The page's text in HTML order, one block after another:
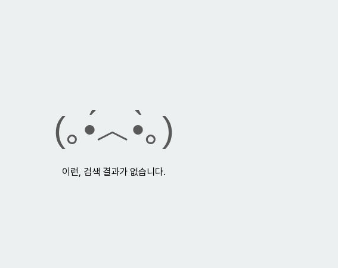
(｡•́︿•̀｡)
이런, 검색 결과가 없습니다.